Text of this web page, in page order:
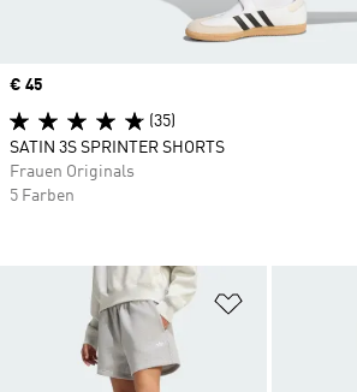
Zur
Price
€ 45
(35)
SATIN 3S SPRINTER SHORTS
Frauen Originals
5 Farben